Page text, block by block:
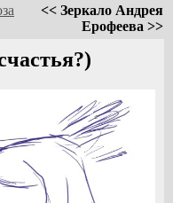
<< Зеркало Андрея
Ерофеева >>